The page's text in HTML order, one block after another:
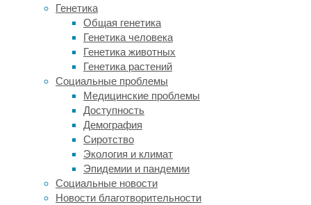
Генетика
Общая генетика
Генетика человека
Генетика животных
Генетика растений
Социальные проблемы
Медицинские проблемы
Доступность
Демография
Сиротство
Экология и климат
Эпидемии и пандемии
Социальные новости
Новости благотворительности
атаксина-2
при
помощи
антисмысловых
олигонуклеотидов
остановило
нейродегенерацию
животных
атаксией
болезнью